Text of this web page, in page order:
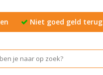
Niet goed geld terug